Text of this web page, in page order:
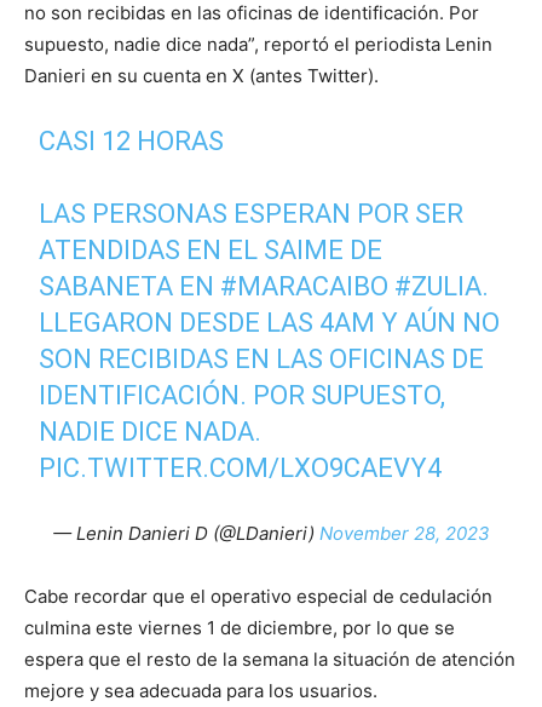
no son recibidas en las oficinas de identificación. Por
supuesto, nadie dice nada”, reportó el periodista Lenin
Danieri en su cuenta en X (antes Twitter).
CASI 12 HORAS
LAS PERSONAS ESPERAN POR SER
ATENDIDAS EN EL SAIME DE
SABANETA EN #MARACAIBO #ZULIA.
LLEGARON DESDE LAS 4AM Y AÚN NO
SON RECIBIDAS EN LAS OFICINAS DE
IDENTIFICACIÓN. POR SUPUESTO,
NADIE DICE NADA.
PIC.TWITTER.COM/LXO9CAEVY4
— Lenin Danieri D (@LDanieri) November 28, 2023
Cabe recordar que el operativo especial de cedulación
culmina este viernes 1 de diciembre, por lo que se
espera que el resto de la semana la situación de atención
mejore y sea adecuada para los usuarios.